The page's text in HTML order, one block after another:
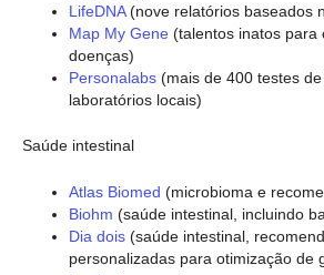
LifeDNA(nove relatórios baseados
Map My Gene (talentos inatos para
doenças)
Personalabs (mais de 400 testes
laboratórios locais)
Saúde intestinal
Atlas Biomed (microbioma e
Biohm (saúde intestinal, incluindo
Dia dois (saúde intestinal,
personalizadas para otimização de